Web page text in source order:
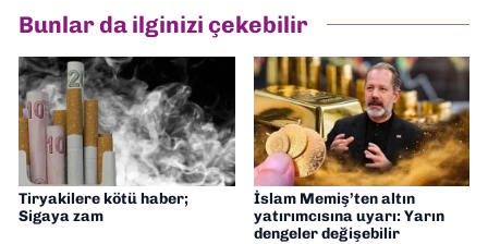
Bunlar da ilginizi çekebilir
Tiryakilere kötü haber;
Sigaya zam
İslam Memiş’ten altın
yatırımcısına uyarı: Yarın
dengeler değişebilir